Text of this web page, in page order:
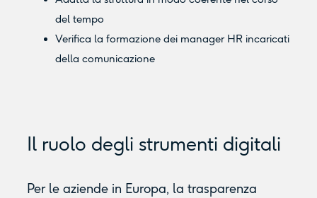
del tempo
Verifica la formazione dei manager HR incaricati
della comunicazione
Il ruolo degli strumenti digitali
Per le aziende in Europa, la trasparenza